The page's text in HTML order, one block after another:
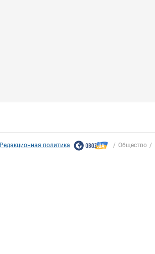
Редакционная политика Общество